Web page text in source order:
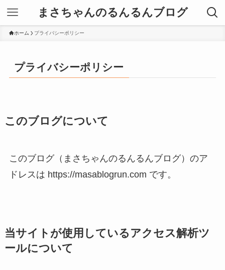
まさちゃんのるんるんブログ
ホーム プライバシーポリシー
プライバシーポリシー
このブログについて
このブログ（まさちゃんのるんるんブログ）のア
ドレスは https://masablogrun.com です。
当サイトが使用しているアクセス解析ツ
ールについて